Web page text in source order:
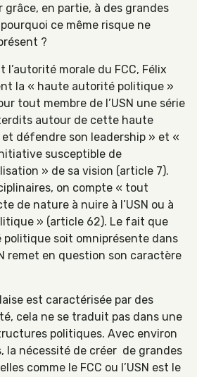
grâce, en partie, à des grandes
ce même risque ne
?
l’autorité morale du FCC, Félix
la « haute autorité politique »
tout membre de l’USN une série
autour de cette haute
défendre son leadership » et «
susceptible de
» de sa vision (article 7).
on compte « tout
de nature à nuire à l’USN ou à
» (article 62). Le fait que
soit omniprésente dans
remet en question son caractère
est caractérisée par des
cela ne se traduit pas dans une
politiques. Avec environ
la nécessité de créer de grandes
comme le FCC ou l’USN est le